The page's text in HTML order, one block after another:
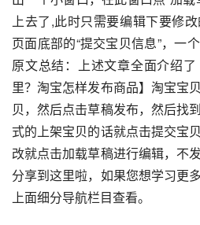
上去了,此时只需要编辑下要修
页面底部的“提交宝贝信息”，一
原文总结：上述文章全面介绍
里？淘宝怎样发布商品】淘宝宝
贝，然后点击草稿发布，然后找
式的上架宝贝的话就点击提交宝
改就点击加载草稿进行编辑，不
分享到这里啦，如果您想学习更
上面细分导航栏目查看。